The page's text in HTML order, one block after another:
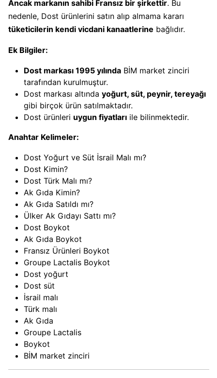
Kimin
Sahibi
Kim?
KitKat
Boykot
mu?
KitKat
Kimin
Sahibi
Lay's
Boykot
Lay's
Kimin
Sahibi
Kim?
Nestle
Boykot
mu?
Nestle
Kimin
Sahibi
Kim?
Ancak markanın sahibi Fransız bir şirkettir. Bu
nedenle, Dost ürünlerini satın alıp almama kararı
tüketicilerin kendi vicdani kanaatlerine bağlıdır.
Ek Bilgiler:
Dost markası 1995 yılında BİM market zinciri
tarafından kurulmuştur.
Dost markası altında yoğurt, süt, peynir, tereyağı
gibi birçok ürün satılmaktadır.
Dost ürünleri uygun fiyatları ile bilinmektedir.
Anahtar Kelimeler:
Dost Yoğurt ve Süt İsrail Malı mı?
Dost Kimin?
Dost Türk Malı mı?
Ak Gıda Kimin?
Ak Gıda Satıldı mı?
Ülker Ak Gıdayı Sattı mı?
Dost Boykot
Ak Gıda Boykot
Fransız Ürünleri Boykot
Groupe Lactalis Boykot
Dost yoğurt
Dost süt
İsrail malı
Türk malı
Ak Gıda
Groupe Lactalis
Boykot
BİM market zinciri